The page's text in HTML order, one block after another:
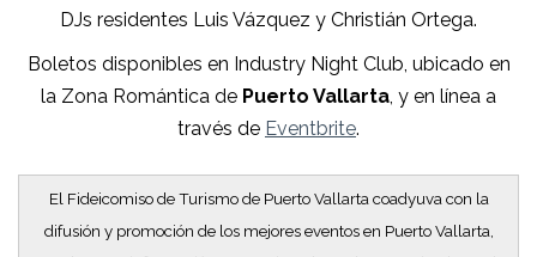
DJs residentes Luis Vázquez y Christián Ortega.
Boletos disponibles en Industry Night Club, ubicado en
la Zona Romántica de Puerto Vallarta, y en línea a
través de Eventbrite.
El Fideicomiso de Turismo de Puerto Vallarta coadyuva con la
difusión y promoción de los mejores eventos en Puerto Vallarta,